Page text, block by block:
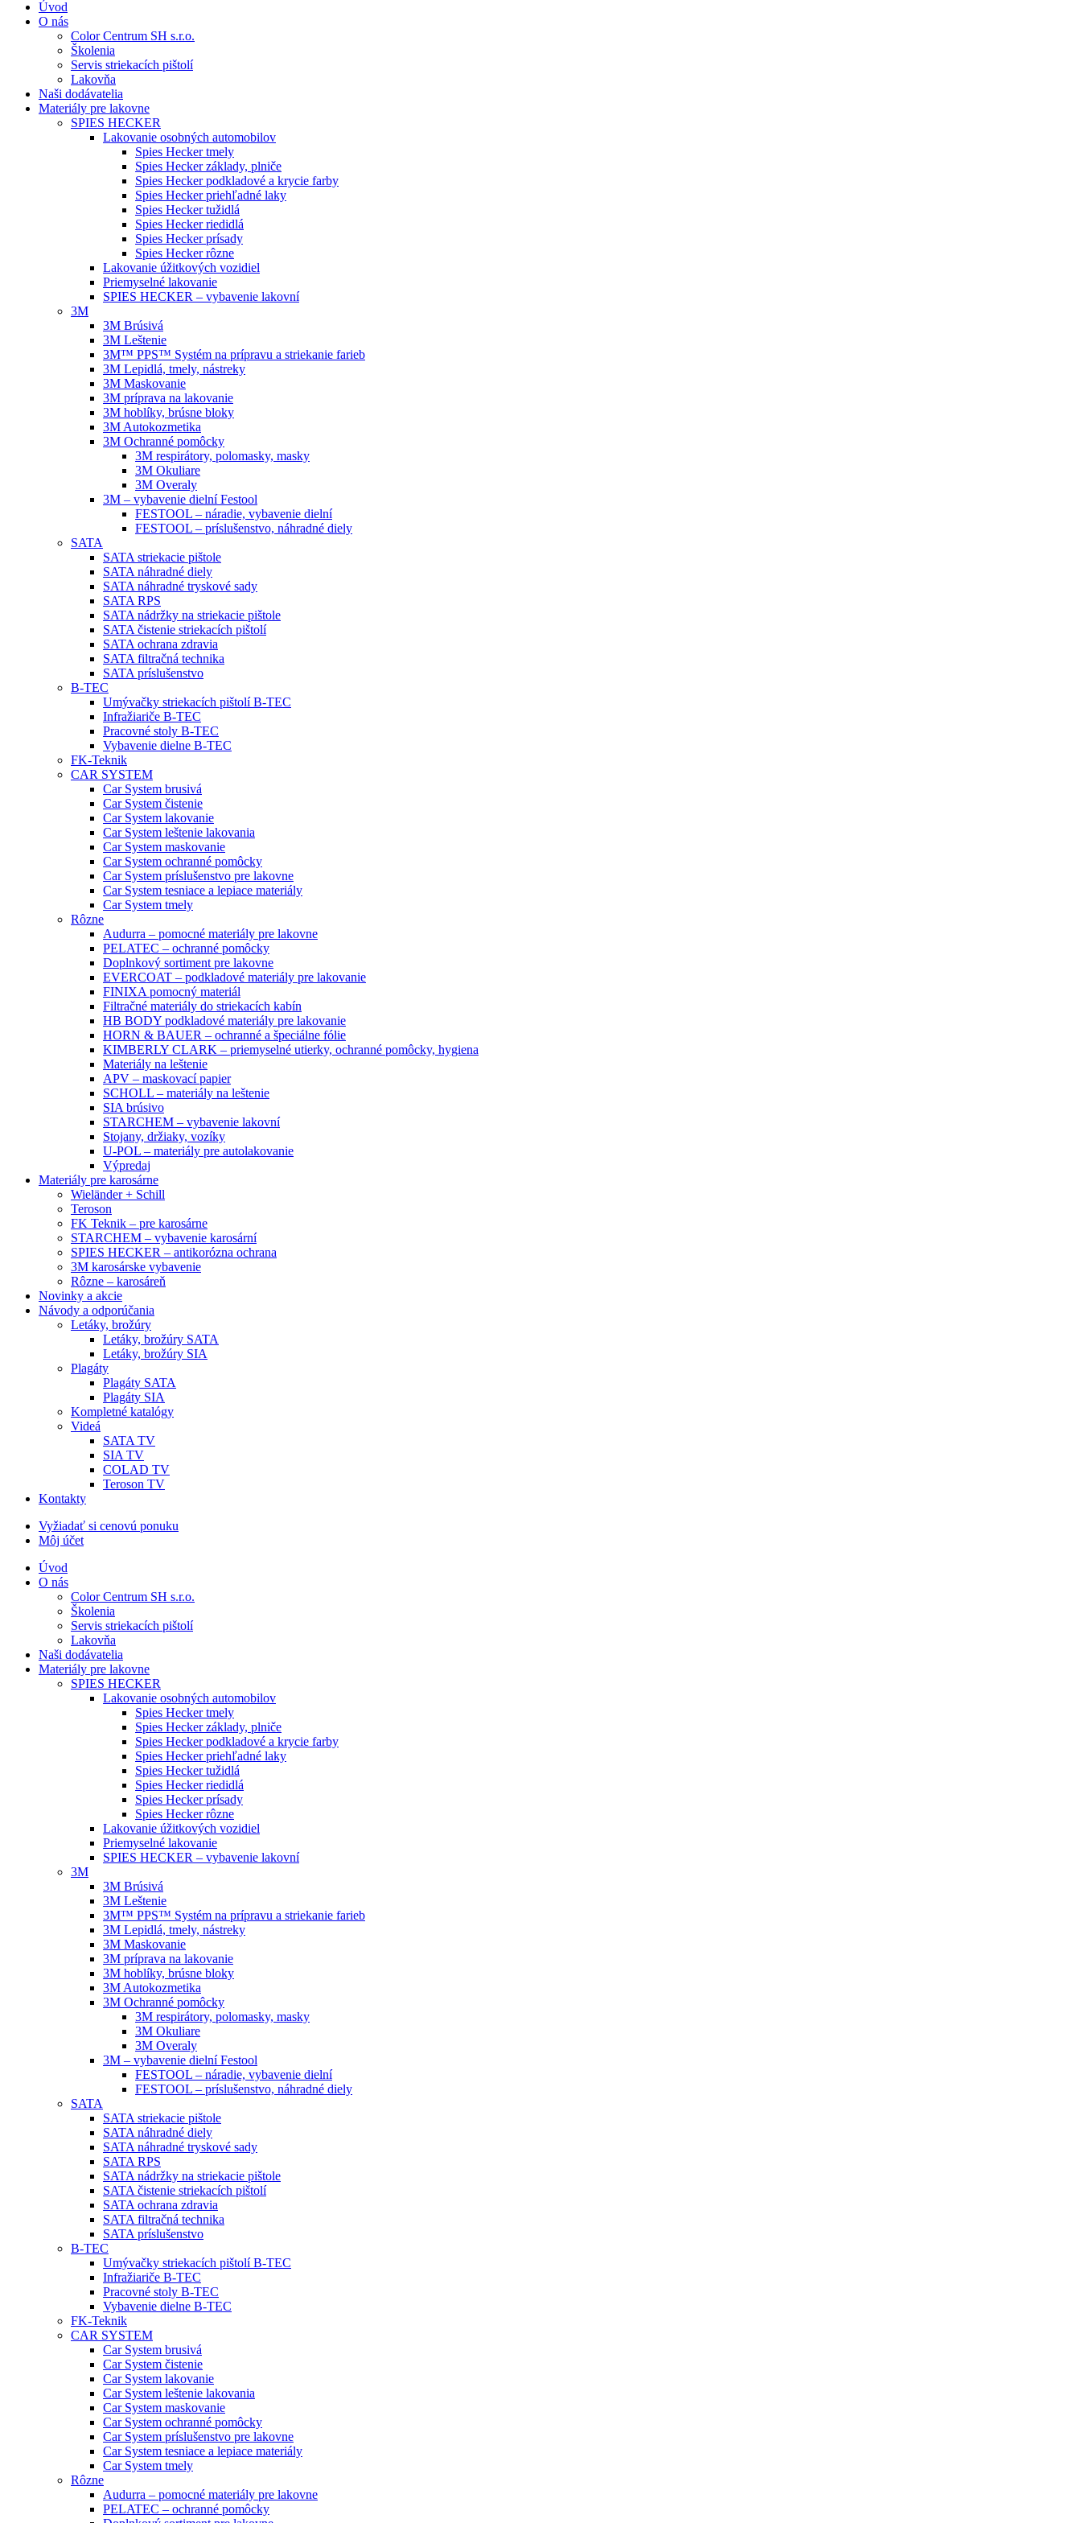
Úvod
O nás
Color Centrum SH s.r.o.
Školenia
Servis striekacích pištolí
Lakovňa
Naši dodávatelia
Materiály pre lakovne
SPIES HECKER
Lakovanie osobných automobilov
Spies Hecker tmely
Spies Hecker základy, plniče
Spies Hecker podkladové a krycie farby
Spies Hecker priehľadné laky
Spies Hecker tužidlá
Spies Hecker riedidlá
Spies Hecker prísady
Spies Hecker rôzne
Lakovanie úžitkových vozidiel
Priemyselné lakovanie
SPIES HECKER – vybavenie lakovní
3M
3M Brúsivá
3M Leštenie
3M™ PPS™ Systém na prípravu a striekanie farieb
3M Lepidlá, tmely, nástreky
3M Maskovanie
3M príprava na lakovanie
3M hoblíky, brúsne bloky
3M Autokozmetika
3M Ochranné pomôcky
3M respirátory, polomasky, masky
3M Okuliare
3M Overaly
3M – vybavenie dielní Festool
FESTOOL – náradie, vybavenie dielní
FESTOOL – príslušenstvo, náhradné diely
SATA
SATA striekacie pištole
SATA náhradné diely
SATA náhradné tryskové sady
SATA RPS
SATA nádržky na striekacie pištole
SATA čistenie striekacích pištolí
SATA ochrana zdravia
SATA filtračná technika
SATA príslušenstvo
B-TEC
Umývačky striekacích pištolí B-TEC
Infražiariče B-TEC
Pracovné stoly B-TEC
Vybavenie dielne B-TEC
FK-Teknik
CAR SYSTEM
Car System brusivá
Car System čistenie
Car System lakovanie
Car System leštenie lakovania
Car System maskovanie
Car System ochranné pomôcky
Car System príslušenstvo pre lakovne
Car System tesniace a lepiace materiály
Car System tmely
Rôzne
Audurra – pomocné materiály pre lakovne
PELATEC – ochranné pomôcky
Doplnkový sortiment pre lakovne
EVERCOAT – podkladové materiály pre lakovanie
FINIXA pomocný materiál
Filtračné materiály do striekacích kabín
HB BODY podkladové materiály pre lakovanie
HORN & BAUER – ochranné a špeciálne fólie
KIMBERLY CLARK – priemyselné utierky, ochranné pomôcky, hygiena
Materiály na leštenie
APV – maskovací papier
SCHOLL – materiály na leštenie
SIA brúsivo
STARCHEM – vybavenie lakovní
Stojany, držiaky, vozíky
U-POL – materiály pre autolakovanie
Výpredaj
Materiály pre karosárne
Wieländer + Schill
Teroson
FK Teknik – pre karosárne
STARCHEM – vybavenie karosární
SPIES HECKER – antikorózna ochrana
3M karosárske vybavenie
Rôzne – karosáreň
Novinky a akcie
Návody a odporúčania
Letáky, brožúry
Letáky, brožúry SATA
Letáky, brožúry SIA
Plagáty
Plagáty SATA
Plagáty SIA
Kompletné katalógy
Videá
SATA TV
SIA TV
COLAD TV
Teroson TV
Kontakty
Vyžiadať si cenovú ponuku
Môj účet
Úvod
O nás
Color Centrum SH s.r.o.
Školenia
Servis striekacích pištolí
Lakovňa
Naši dodávatelia
Materiály pre lakovne
SPIES HECKER
Lakovanie osobných automobilov
Spies Hecker tmely
Spies Hecker základy, plniče
Spies Hecker podkladové a krycie farby
Spies Hecker priehľadné laky
Spies Hecker tužidlá
Spies Hecker riedidlá
Spies Hecker prísady
Spies Hecker rôzne
Lakovanie úžitkových vozidiel
Priemyselné lakovanie
SPIES HECKER – vybavenie lakovní
3M
3M Brúsivá
3M Leštenie
3M™ PPS™ Systém na prípravu a striekanie farieb
3M Lepidlá, tmely, nástreky
3M Maskovanie
3M príprava na lakovanie
3M hoblíky, brúsne bloky
3M Autokozmetika
3M Ochranné pomôcky
3M respirátory, polomasky, masky
3M Okuliare
3M Overaly
3M – vybavenie dielní Festool
FESTOOL – náradie, vybavenie dielní
FESTOOL – príslušenstvo, náhradné diely
SATA
SATA striekacie pištole
SATA náhradné diely
SATA náhradné tryskové sady
SATA RPS
SATA nádržky na striekacie pištole
SATA čistenie striekacích pištolí
SATA ochrana zdravia
SATA filtračná technika
SATA príslušenstvo
B-TEC
Umývačky striekacích pištolí B-TEC
Infražiariče B-TEC
Pracovné stoly B-TEC
Vybavenie dielne B-TEC
FK-Teknik
CAR SYSTEM
Car System brusivá
Car System čistenie
Car System lakovanie
Car System leštenie lakovania
Car System maskovanie
Car System ochranné pomôcky
Car System príslušenstvo pre lakovne
Car System tesniace a lepiace materiály
Car System tmely
Rôzne
Audurra – pomocné materiály pre lakovne
PELATEC – ochranné pomôcky